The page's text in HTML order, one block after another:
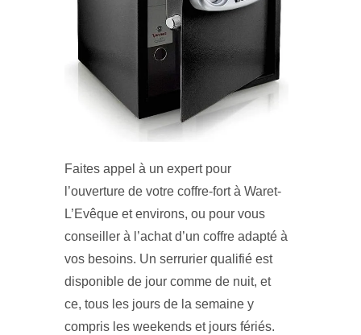
Faites appel à un expert pour
l’ouverture de votre coffre-fort à Waret-
L’Evêque et environs, ou pour vous
conseiller à l’achat d’un coffre adapté à
vos besoins. Un serrurier qualifié est
disponible de jour comme de nuit, et
ce, tous les jours de la semaine y
compris les weekends et jours fériés.